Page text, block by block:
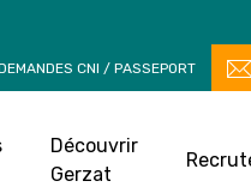
CNI / PASSEPORT
Découvrir
Gerzat